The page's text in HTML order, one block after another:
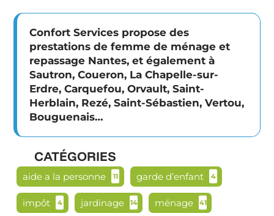
Confort Services propose des
prestations de femme de ménage et
repassage Nantes, et également à
Sautron, Coueron, La Chapelle-sur-
Erdre, Carquefou, Orvault, Saint-
Herblain, Rezé, Saint-Sébastien, Vertou,
Bouguenais…
CATÉGORIES
aide a la personne 11 garde d’enfant 4
impôt 4 jardinage 14 ménage 41